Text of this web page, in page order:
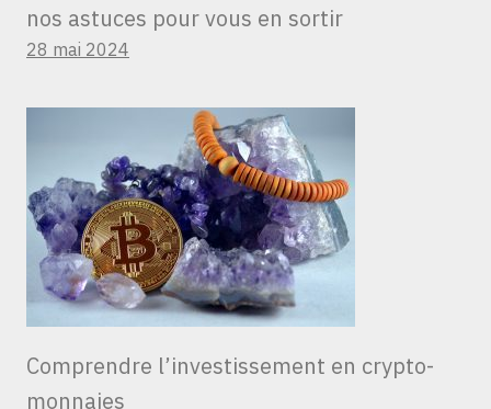
nos astuces pour vous en sortir
28 mai 2024
Comprendre l’investissement en crypto-
monnaies